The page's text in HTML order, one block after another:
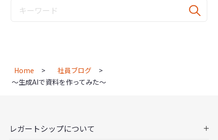
Home
社員ブログ
～生成AIで資料を作ってみた～
レガートシップについて